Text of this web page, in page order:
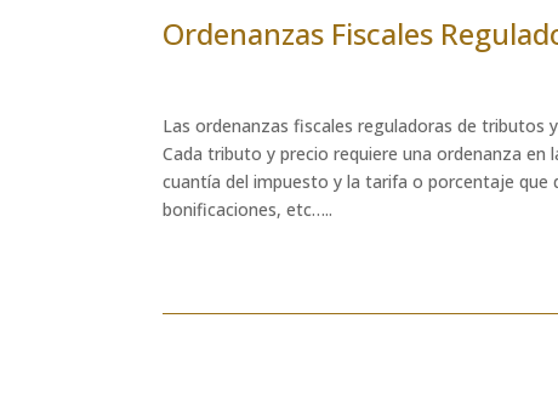
Ordenanzas Fiscales
Las ordenanzas fiscales reguladoras de tributos
Cada tributo y precio requiere una ordenanza en
cuantía del impuesto y la tarifa o porcentaje que
bonificaciones, etc…..